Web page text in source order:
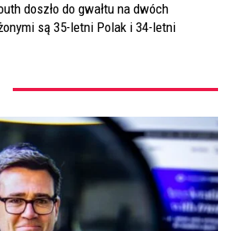
doszło do gwałtu na dwóch
są 35-letni Polak i 34-letni